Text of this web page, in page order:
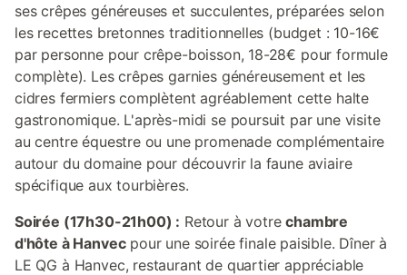
ses crêpes généreuses et succulentes, préparées selon
les recettes bretonnes traditionnelles (budget : 10-16€
par personne pour crêpe-boisson, 18-28€ pour formule
complète). Les crêpes garnies généreusement et les
cidres fermiers complètent agréablement cette halte
gastronomique. L'après-midi se poursuit par une visite
au centre équestre ou une promenade complémentaire
autour du domaine pour découvrir la faune aviaire
spécifique aux tourbières.
Soirée (17h30-21h00) : Retour à votrechambre
d'hôte à Hanvecpour une soirée finale paisible. Dîner à
LE QG à Hanvec, restaurant de quartier appréciable